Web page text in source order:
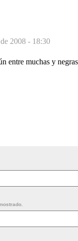
2008 - 18:30
entre muchas y